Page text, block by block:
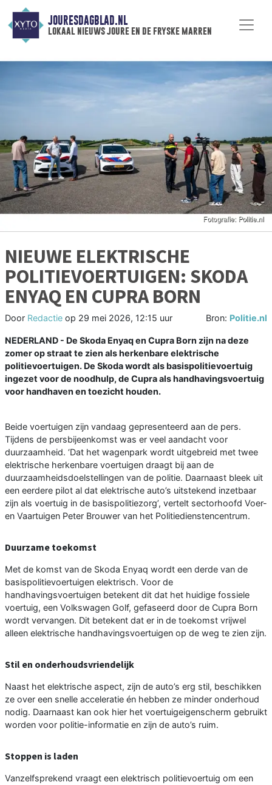
JOURESDAGBLAD.NL
lokaal nieuws joure en de fryske marren
NIEUWE ELEKTRISCHE
POLITIEVOERTUIGEN: SKODA
ENYAQ EN CUPRA BORN
Door Redactie op 29 mei 2026, 12:15 uur Bron: Politie.nl
NEDERLAND - De Skoda Enyaq en Cupra Born zijn na deze
zomer op straat te zien als herkenbare elektrische
politievoertuigen. De Skoda wordt als basispolitievoertuig
ingezet voor de noodhulp, de Cupra als handhavingsvoertuig
voor handhaven en toezicht houden.
Beide voertuigen zijn vandaag gepresenteerd aan de pers.
Tijdens de persbijeenkomst was er veel aandacht voor
duurzaamheid. ‘Dat het wagenpark wordt uitgebreid met twee
elektrische herkenbare voertuigen draagt bij aan de
duurzaamheidsdoelstellingen van de politie. Daarnaast bleek uit
een eerdere pilot al dat elektrische auto’s uitstekend inzetbaar
zijn als voertuig in de basispolitiezorg’, vertelt sectorhoofd Voer-
en Vaartuigen Peter Brouwer van het Politiedienstencentrum.
Duurzame toekomst
Met de komst van de Skoda Enyaq wordt een derde van de
basispolitievoertuigen elektrisch. Voor de
handhavingsvoertuigen betekent dit dat het huidige fossiele
voertuig, een Volkswagen Golf, gefaseerd door de Cupra Born
wordt vervangen. Dit betekent dat er in de toekomst vrijwel
alleen elektrische handhavingsvoertuigen op de weg te zien zijn.
Stil en onderhoudsvriendelijk
Naast het elektrische aspect, zijn de auto’s erg stil, beschikken
ze over een snelle acceleratie én hebben ze minder onderhoud
nodig. Daarnaast kan ook hier het voertuigeigenscherm gebruikt
worden voor politie-informatie en zijn de auto’s ruim.
Stoppen is laden
Vanzelfsprekend vraagt een elektrisch politievoertuig om een